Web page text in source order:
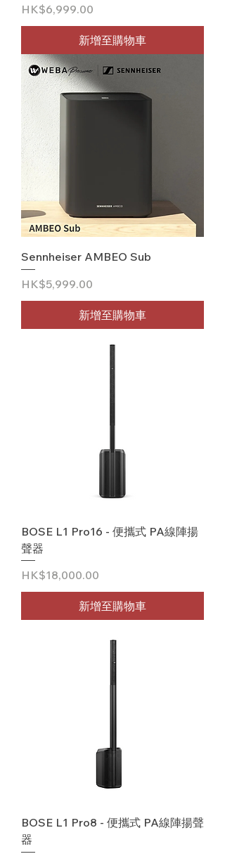
價格
HK$6,999.00
新增至購物車
Sennheiser AMBEO Sub
價格
HK$5,999.00
新增至購物車
BOSE L1 Pro16 - 便攜式 PA線陣揚
聲器
價格
HK$18,000.00
新增至購物車
BOSE L1 Pro8 - 便攜式 PA線陣揚聲
器